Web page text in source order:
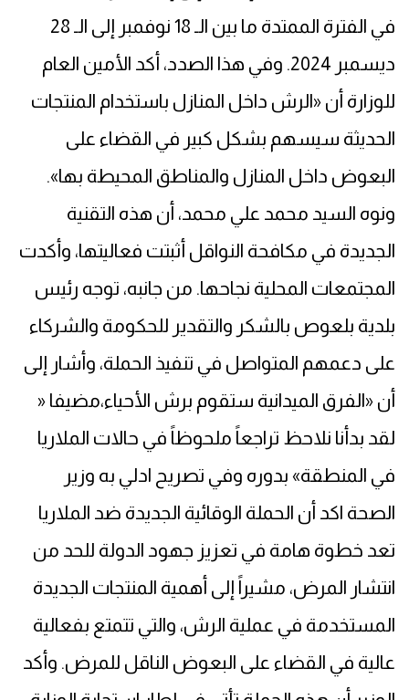
في الفترة الممتدة ما بين الـ 18 نوفمبر إلى الـ 28
ديسمبر 2024. وفي هذا الصدد، أكد الأمين العام
للوزارة أن «الرش داخل المنازل باستخدام المنتجات
الحديثة سيسهم بشكل كبير في القضاء على
البعوض داخل المنازل والمناطق المحيطة بها».
ونوه السيد محمد علي محمد، أن هذه التقنية
الجديدة في مكافحة النواقل أثبتت فعاليتها، وأكدت
المجتمعات المحلية نجاحها. من جانبه، توجه رئيس
بلدية بلعوص بالشكر والتقدير للحكومة والشركاء
على دعمهم المتواصل في تنفيذ الحملة، وأشار إلى
أن «الفرق الميدانية ستقوم برش الأحياء،مضيفا «
لقد بدأنا نلاحظ تراجعاً ملحوظاً في حالات الملاريا
في المنطقة» بدوره وفي تصريح ادلي به وزير
الصحة اكد أن الحملة الوقائية الجديدة ضد الملاريا
تعد خطوة هامة في تعزيز جهود الدولة للحد من
انتشار المرض، مشيراً إلى أهمية المنتجات الجديدة
المستخدمة في عملية الرش، والتي تتمتع بفعالية
عالية في القضاء على البعوض الناقل للمرض. وأكد